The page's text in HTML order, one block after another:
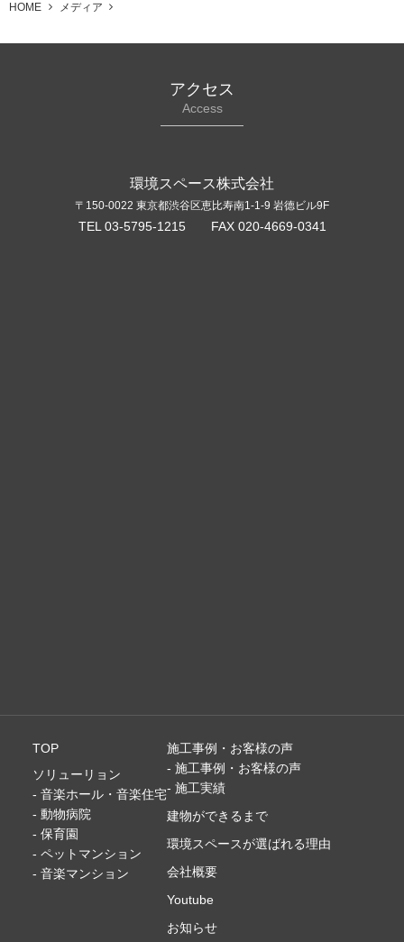
HOME メディア
アクセス
Access
環境スペース株式会社
〒150-0022 東京都渋谷区恵比寿南1-1-9 岩德ビル9F
TEL 03-5795-1215 FAX 020-4669-0341
TOP
ソリューリョン
- 音楽ホール・音楽住宅
- 動物病院
- 保育園
- ペットマンション
- 音楽マンション
施工事例・お客様の声
- 施工事例・お客様の声
- 施工実績
建物ができるまで
環境スペースが選ばれる理由
会社概要
Youtube
お知らせ